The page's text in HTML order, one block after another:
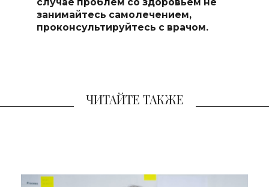
занимайтесь самолечением,
проконсультируйтесь с врачом.
ЧИТАЙТЕ ТАКЖЕ